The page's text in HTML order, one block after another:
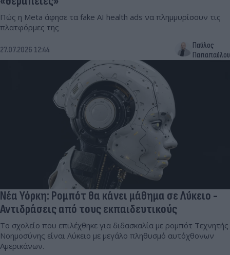
Πώς η Meta άφησε τα fake AI health ads να πλημμυρίσουν τις
πλατφόρμες της
27.07.2026 12:44
Παύλος
Παπαπαύλου
Νέα Υόρκη: Ρομπότ θα κάνει μάθημα σε Λύκειο -
Αντιδράσεις από τους εκπαιδευτικούς
Το σχολείο που επιλέχθηκε για διδασκαλία με ρομπότ Τεχνητής
Νοημοσύνης είναι Λύκειο με μεγάλο πληθυσμό αυτόχθονων
Αμερικάνων.